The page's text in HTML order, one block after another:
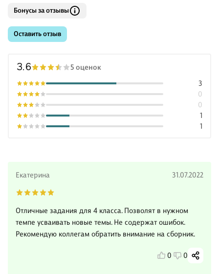
Бонусы за отзывы
Оставить отзыв
3.6 5 оценок
1
1
0
0
3
Екатерина 31.07.2022
Отличные задания для 4 класса. Позволят в нужном
темпе усваивать новые темы. Не содержат ошибок.
Рекомендую коллегам обратить внимание на сборник.
0 0